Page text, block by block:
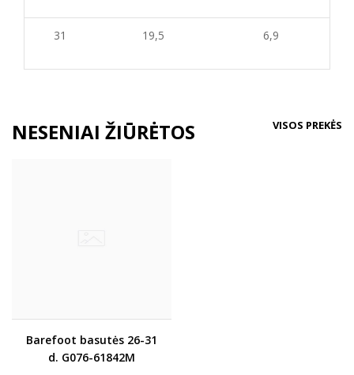
31 19,5 6,9
NESENIAI ŽIŪRĖTOS VISOS PREKĖS
Barefoot basutės 26-31
d. G076-61842M